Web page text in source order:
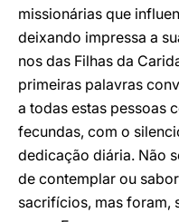
missionárias que
deixando impressa a
nos das Filhas da
primeiras palavras
a todas estas pessoas
fecundas, com o
dedicação diária. Não
de contemplar ou
sacrifícios, mas foram,